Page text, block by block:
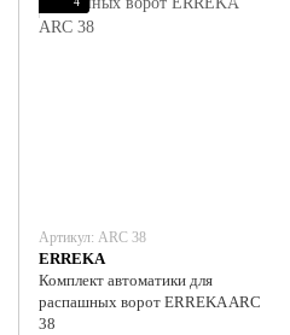
Артикул: ARC 38
ERREKA
Комплект автоматики для
распашных ворот ERREKA ARC
38